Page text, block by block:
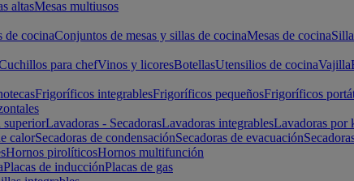
altasMesas multiusos
de cocinaConjuntos de mesas y sillas de cocinaMesas de cocina
para chefVinos y licoresBotellasUtensilios de cocinaVajilla
Frigoríficos integrablesFrigoríficos pequeñosFrigoríficos
superiorLavadoras - SecadorasLavadoras integrablesLavadoras por
calorSecadoras de condensaciónSecadoras de evacuación
Hornos pirolíticosHornos multifunción
Placas de inducciónPlacas de gas